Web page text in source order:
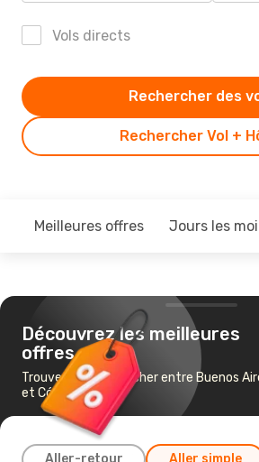
Vols directs
Rechercher Vol +
Rechercher des
Meilleures offres Jours les
Découvrez les meilleures
offres
Trouvez un vol pas cher entre Buenos
et Córdoba
Aller-retour Aller simple